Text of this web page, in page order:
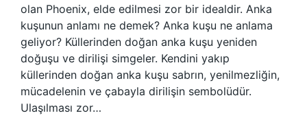
olan Phoenix, elde edilmesi zor bir idealdir. Anka
kuşunun anlamı ne demek? Anka kuşu ne anlama
geliyor? Küllerinden doğan anka kuşu yeniden
doğuşu ve dirilişi simgeler. Kendini yakıp
küllerinden doğan anka kuşu sabrın, yenilmezliğin,
mücadelenin ve çabayla dirilişin sembolüdür.
Ulaşılması zor…